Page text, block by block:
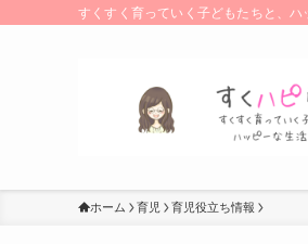
すくすく育っていく子どもたちと、ハ
ホーム 育児 育児役立ち情報